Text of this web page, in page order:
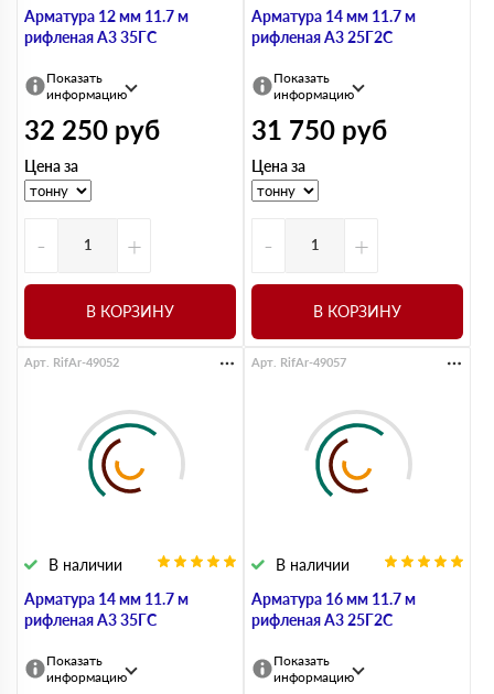
Арматура 12 мм 11.7 м
рифленая А3 35ГС
Показать
информацию
32 250 руб
Цена за
- +
В КОРЗИНУ
Арматура 14 мм 11.7 м
рифленая А3 25Г2С
Показать
информацию
31 750 руб
Цена за
- +
В КОРЗИНУ
Арматура 14 мм 11.7 м
рифленая А3 35ГС
В наличии
Арт. RifAr-49052
Показать
информацию
Арматура 16 мм 11.7 м
рифленая А3 25Г2С
В наличии
Арт. RifAr-49057
Показать
информацию